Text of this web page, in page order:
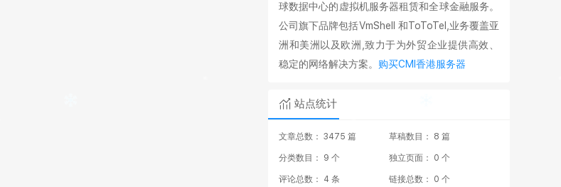
球数据中心的虚拟机服务器租赁和全球金融服务。
公司旗下品牌包括VmShell 和ToToTel,业务覆盖亚
洲和美洲以及欧洲,致力于为外贸企业提供高效、
稳定的网络解决方案。 购买CMI香港服务器
站点统计
文章总数： 3475 篇 草稿数目： 8 篇
分类数目： 9 个 独立页面： 0 个
评论总数： 4 条 链接总数： 0 个